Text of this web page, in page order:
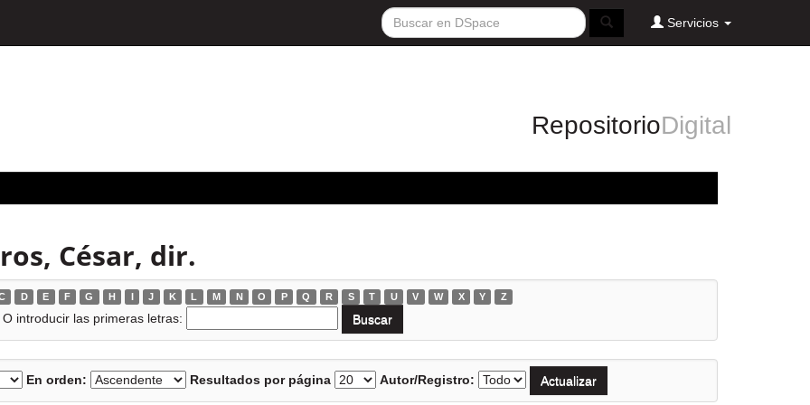
Servicios
RepositorioDigital
César, dir.
D E F G H I J K L M N O P Q R S T U V W X Y Z
O introducir las primeras letras:
En orden: Resultados por página Autor/Registro: